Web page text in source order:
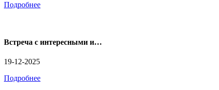
Подробнее
Встреча с интересными и…
19-12-2025
Подробнее